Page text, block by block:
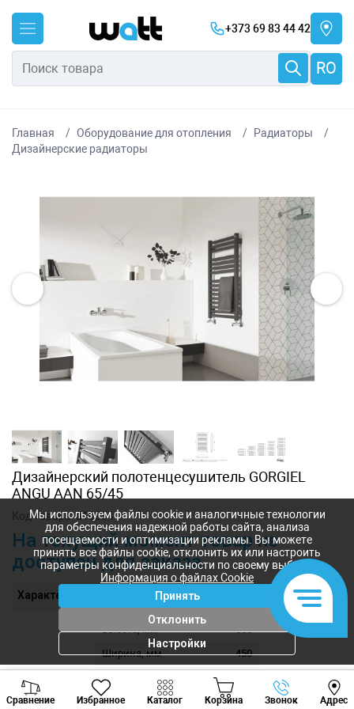
+373 69 83 44 42
RO
Главная Оборудование для отопления
Радиаторы
Дизайнерские радиаторы
Дизайнерский полотенцесушитель GORGIEL
ANGU AAN 65/45
Код товара:a10884
На текущий момент товар не
доступен для заказа
Характеристики
Высота, мм
650
Ширина, мм
450
Толщина, мм
Технические размеры
65/45
Сравнение Избранное Каталог Корзина Звонок Адрес
Viber Whatsapp
Мы используем файлы cookie и аналогичные технологии
для обеспечения надежной работы сайта, анализа
посещаемости и оптимизации рекламы. Вы можете
принять все файлы cookie, отклонить их или настроить
параметры конфиденциальности по своему выбору.
Информация о файлах Cookie
Принять
Отклонить
Настройки